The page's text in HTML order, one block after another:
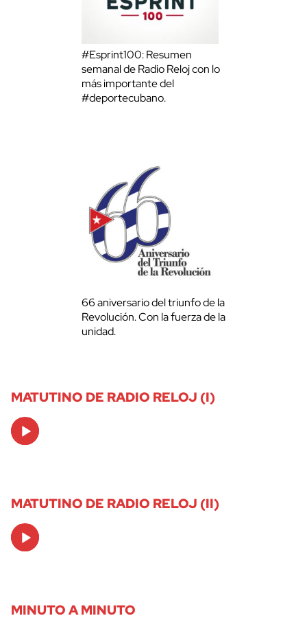
#Esprint100: Resumen
semanal de Radio Reloj con lo
más importante del
#deportecubano.
66 aniversario del triunfo de la
Revolución. Con la fuerza de la
unidad.
MATUTINO DE RADIO RELOJ (I)
Audio
Player
MATUTINO DE RADIO RELOJ (II)
Audio
Player
MINUTO A MINUTO